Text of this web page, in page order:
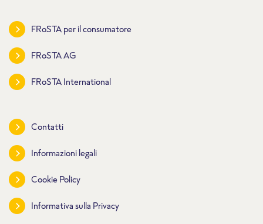
FRoSTA per il consumatore
FRoSTA AG
FRoSTA International
Contatti
Informazioni legali
Cookie Policy
Informativa sulla Privacy